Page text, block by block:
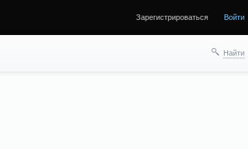
Зарегистрироваться Войти
Найти